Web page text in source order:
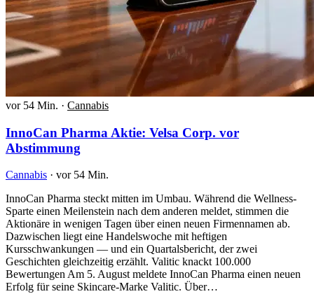
vor 54 Min. · Cannabis
InnoCan Pharma Aktie: Velsa Corp. vor
Abstimmung
Cannabis · vor 54 Min.
InnoCan Pharma steckt mitten im Umbau. Während die Wellness-
Sparte einen Meilenstein nach dem anderen meldet, stimmen die
Aktionäre in wenigen Tagen über einen neuen Firmennamen ab.
Dazwischen liegt eine Handelswoche mit heftigen
Kursschwankungen — und ein Quartalsbericht, der zwei
Geschichten gleichzeitig erzählt. Valitic knackt 100.000
Bewertungen Am 5. August meldete InnoCan Pharma einen neuen
Erfolg für seine Skincare-Marke Valitic. Über…